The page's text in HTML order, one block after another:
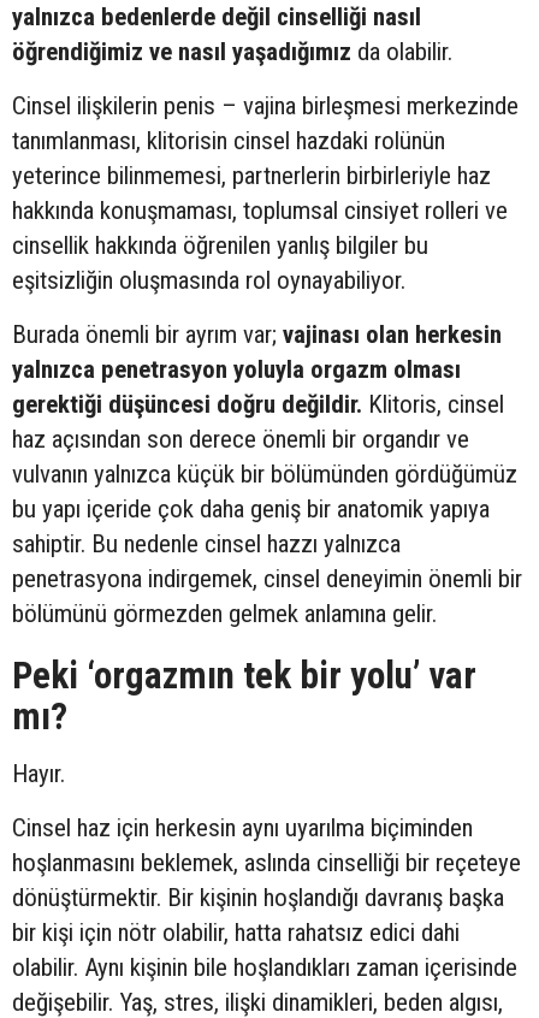
yalnızca bedenlerde değil cinselliği nasıl
öğrendiğimiz ve nasıl yaşadığımız da olabilir.
Cinsel ilişkilerin penis – vajina birleşmesi merkezinde
tanımlanması, klitorisin cinsel hazdaki rolünün
yeterince bilinmemesi, partnerlerin birbirleriyle haz
hakkında konuşmaması, toplumsal cinsiyet rolleri ve
cinsellik hakkında öğrenilen yanlış bilgiler bu
eşitsizliğin oluşmasında rol oynayabiliyor.
Burada önemli bir ayrım var; vajinası olan herkesin
yalnızca penetrasyon yoluyla orgazm olması
gerektiği düşüncesi doğru değildir. Klitoris, cinsel
haz açısından son derece önemli bir organdır ve
vulvanın yalnızca küçük bir bölümünden gördüğümüz
bu yapı içeride çok daha geniş bir anatomik yapıya
sahiptir. Bu nedenle cinsel hazzı yalnızca
penetrasyona indirgemek, cinsel deneyimin önemli bir
bölümünü görmezden gelmek anlamına gelir.
Peki ‘orgazmın tek bir yolu’ var
mı?
Hayır.
Cinsel haz için herkesin aynı uyarılma biçiminden
hoşlanmasını beklemek, aslında cinselliği bir reçeteye
dönüştürmektir. Bir kişinin hoşlandığı davranış başka
bir kişi için nötr olabilir, hatta rahatsız edici dahi
olabilir. Aynı kişinin bile hoşlandıkları zaman içerisinde
değişebilir. Yaş, stres, ilişki dinamikleri, beden algısı,